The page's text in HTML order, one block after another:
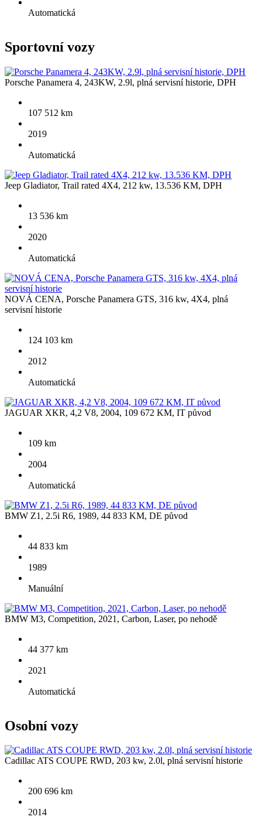
Automatická
Sportovní vozy
Porsche Panamera 4, 243KW, 2.9l, plná servisní historie, DPH
107 512 km
2019
Automatická
Jeep Gladiator, Trail rated 4X4, 212 kw, 13.536 KM, DPH
13 536 km
2020
Automatická
NOVÁ CENA, Porsche Panamera GTS, 316 kw, 4X4, plná
servisní historie
124 103 km
2012
Automatická
JAGUAR XKR, 4,2 V8, 2004, 109 672 KM, IT původ
109 km
2004
Automatická
BMW Z1, 2.5i R6, 1989, 44 833 KM, DE původ
44 833 km
1989
Manuální
BMW M3, Competition, 2021, Carbon, Laser, po nehodě
44 377 km
2021
Automatická
Osobní vozy
Cadillac ATS COUPE RWD, 203 kw, 2.0l, plná servisní historie
200 696 km
2014